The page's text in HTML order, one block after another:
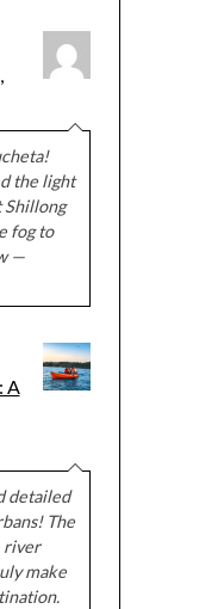
the light
fog to
—
A
detailed
The
river
make